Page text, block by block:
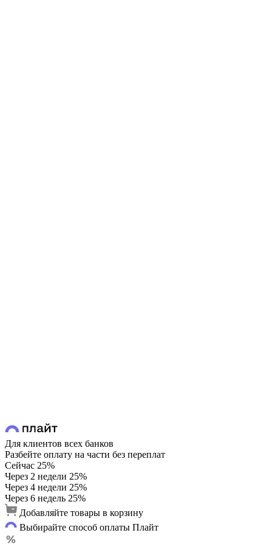
Для клиентов всех банков
Разбейте оплату на части без переплат
Сейчас 25%
Через 2 недели 25%
Через 4 недели 25%
Через 6 недель 25%
Добавляйте товары в корзину
Выбирайте способ оплаты Плайт